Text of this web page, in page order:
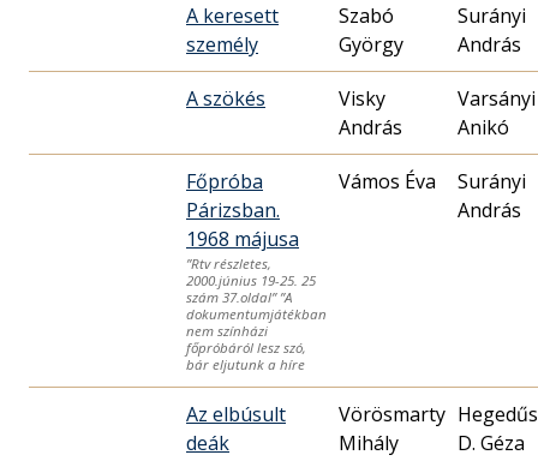
A keresett
személy
Szabó
György
Surányi
András
A szökés
Visky
András
Varsányi
Anikó
Főpróba
Párizsban.
1968 májusa
”Rtv részletes,
2000.június 19-25. 25
szám 37.oldal” ”A
dokumentumjátékban
nem színházi
főpróbáról lesz szó,
bár eljutunk a híre
Vámos Éva
Surányi
András
Az elbúsult
deák
Vörösmarty
Mihály
Hegedűs
D. Géza